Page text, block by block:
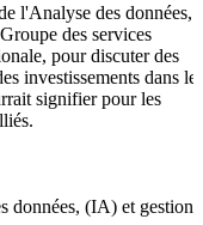
l'Analyse des données,
des services
pour discuter des
investissements dans les
signifier pour les
données, (IA) et gestion